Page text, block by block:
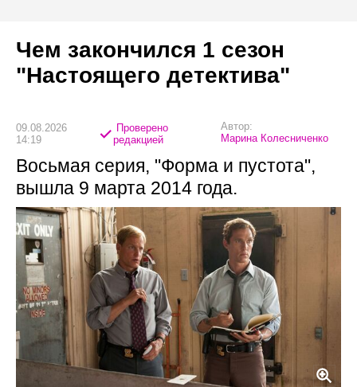
Чем закончился 1 сезон
"Настоящего детектива"
09.08.2026
14:19
Проверено
редакцией
Автор:
Марина Колесниченко
Восьмая серия, "Форма и пустота",
вышла 9 марта 2014 года.